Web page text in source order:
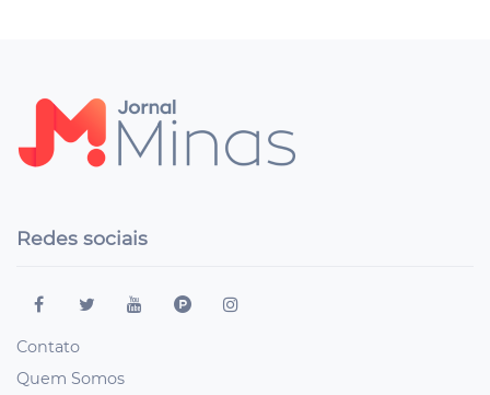
Redes sociais
Contato
Quem Somos